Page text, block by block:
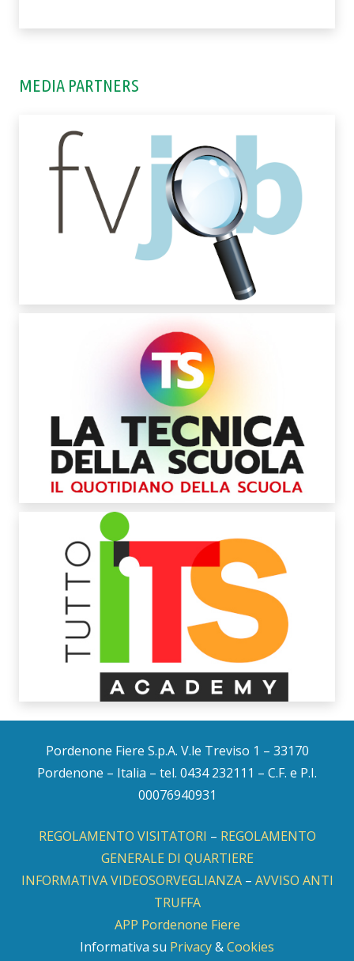
MEDIA PARTNERS
Pordenone Fiere S.p.A. V.le Treviso 1 – 33170
Pordenone – Italia – tel. 0434 232111 – C.F. e P.I.
00076940931
REGOLAMENTO VISITATORI – REGOLAMENTO
GENERALE DI QUARTIERE
INFORMATIVA VIDEOSORVEGLIANZA– AVVISO ANTI
TRUFFA
APP Pordenone Fiere
Informativa su Privacy&Cookies